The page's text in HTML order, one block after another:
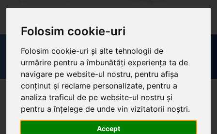
Folosim cookie-uri
Folosim cookie-uri și alte tehnologii de
urmărire pentru a îmbunătăți experiența ta de
navigare pe website-ul nostru, pentru afișa
conținut și reclame personalizate, pentru a
analiza traficul de pe website-ul nostru și
pentru a înțelege de unde vin vizitatorii noștri.
Accept
Instrument pentru masurarea
rotatiilor pe min 465